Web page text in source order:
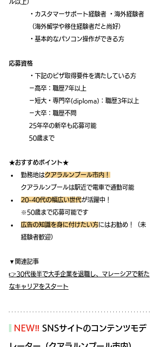
ル以上）
	・カスタマーサポート経験者 ・海外経験者
	（海外留学や移住経験者だと尚好）
	・基本的なパソコン操作ができる方
応募資格
	・下記のビザ取得要件を満たしている方
	－高卒：職歴7年以上
	－短大・専門卒(diploma)：職歴3年以上
	－大卒：職歴不問
	25年卒の新卒も応募可能
	50歳まで
★おすすめポイント★
勤務地はクアラルンプール市内！
クアラルンプールは駅近で電車で通勤可能
20~40代の幅広い世代が活躍中！
※50歳まで応募可能です
広告の知識を身に付けたい方にはお勧め！（未
経験者歓迎）
▼関連記事
👉30代後半で大手企業を退職し、マレーシアで新た
なキャリアをスタート
NEW‼ SNSサイトのコンテンツモデ